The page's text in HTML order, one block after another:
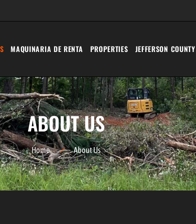
MAQUINARIA DE RENTA PROPERTIES JEFFERSON COUNTY
ABOUT US
Home About Us